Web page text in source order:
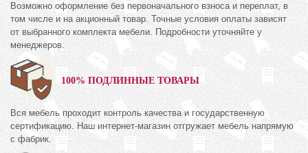
Возможно оформление без первоначального взноса и переплат, в
том числе и на акционный товар. Точные условия оплаты зависят
от выбранного комплекта мебели. Подробности уточняйте у
менеджеров.
100% ПОДЛИННЫЕ ТОВАРЫ
Вся мебель проходит контроль качества и государственную
сертификацию. Наш интернет-магазин отгружает мебель напрямую
с фабрик.